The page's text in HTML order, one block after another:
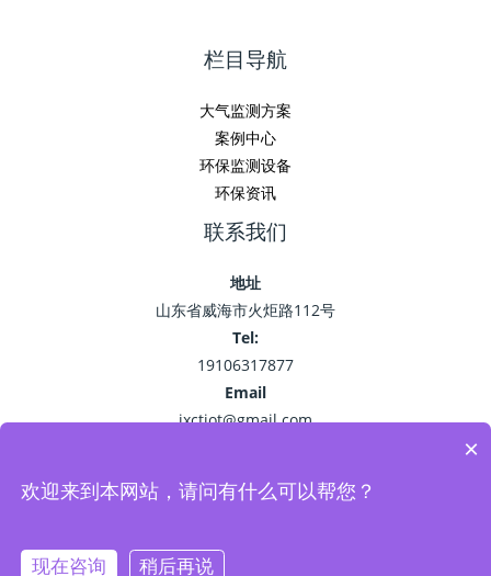
栏目导航
大气监测方案
案例中心
环保监测设备
环保资讯
联系我们
地址
山东省威海市火炬路112号
Tel:
19106317877
Email
jxctiot@gmail.com
×
欢迎来到本网站，请问有什么可以帮您？
现在咨询 稍后再说